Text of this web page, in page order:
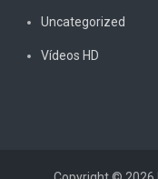
Uncategorized
Vídeos HD